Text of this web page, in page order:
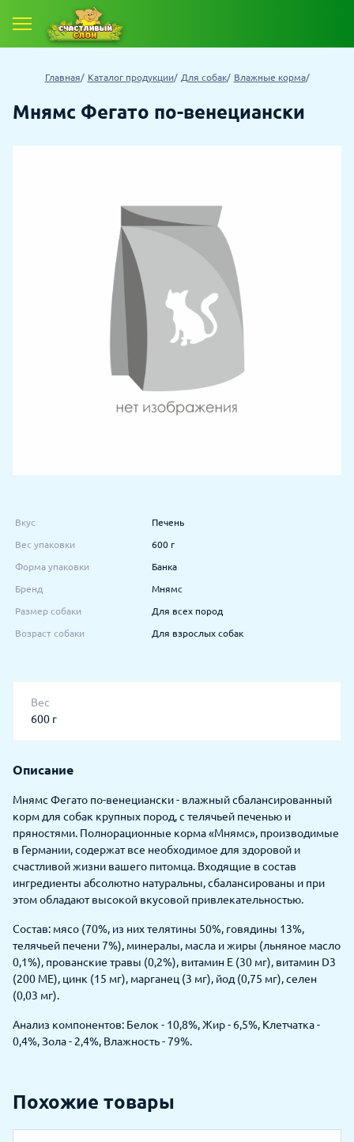
Главная Каталог продукции Для собак Влажные корма
Мнямс Фегато по-венециански
Вкус Печень
Вес упаковки 600 г
Форма упаковки Банка
Бренд Мнямс
Размер собаки Для всех пород
Возраст собаки Для взрослых собак
Вес
600 г
Описание
Мнямс Фегато по-венециански - влажный сбалансированный
корм для собак крупных пород, с телячьей печенью и
пряностями. Полнорационные корма «Мнямс», производимые
в Германии, содержат все необходимое для здоровой и
счастливой жизни вашего питомца. Входящие в состав
ингредиенты абсолютно натуральны, сбалансированы и при
этом обладают высокой вкусовой привлекательностью.
Состав: мясо (70%, из них телятины 50%, говядины 13%,
телячьей печени 7%), минералы, масла и жиры (льняное масло
0,1%), прованские травы (0,2%), витамин Е (30 мг), витамин D3
(200 МЕ), цинк (15 мг), марганец (3 мг), йод (0,75 мг), селен
(0,03 мг).
Анализ компонентов: Белок - 10,8%, Жир - 6,5%, Клетчатка -
0,4%, Зола - 2,4%, Влажность - 79%.
Похожие товары